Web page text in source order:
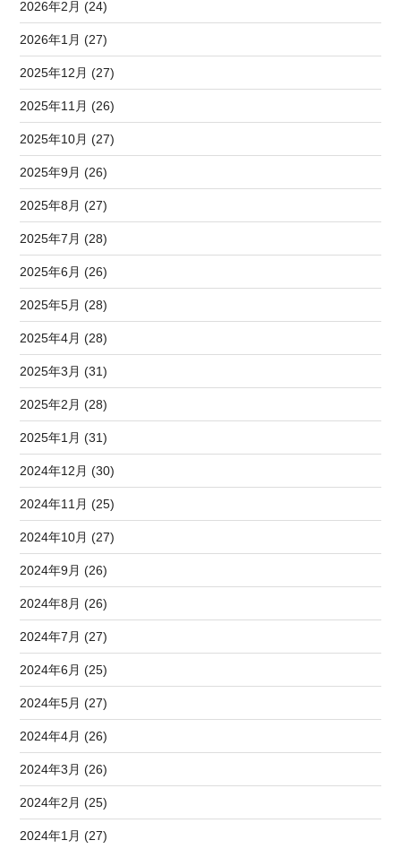
2026年2月 (24)
2026年1月 (27)
2025年12月 (27)
2025年11月 (26)
2025年10月 (27)
2025年9月 (26)
2025年8月 (27)
2025年7月 (28)
2025年6月 (26)
2025年5月 (28)
2025年4月 (28)
2025年3月 (31)
2025年2月 (28)
2025年1月 (31)
2024年12月 (30)
2024年11月 (25)
2024年10月 (27)
2024年9月 (26)
2024年8月 (26)
2024年7月 (27)
2024年6月 (25)
2024年5月 (27)
2024年4月 (26)
2024年3月 (26)
2024年2月 (25)
2024年1月 (27)